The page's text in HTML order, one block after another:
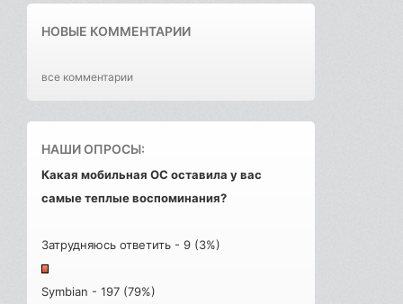
НОВЫЕ КОММЕНТАРИИ
все комментарии
НАШИ ОПРОСЫ:
Какая мобильная ОС оставила у вас
самые теплые воспоминания?
Затрудняюсь ответить - 9 (3%)
Symbian - 197 (79%)